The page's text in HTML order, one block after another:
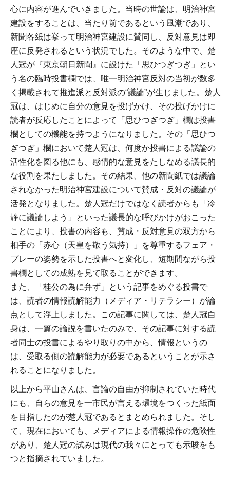
心に内容が進んでいきました。当時の世論は、明治神宮
建設をすることは、当たり前であるという風潮であり、
新聞各紙は挙って明治神宮建設に賛同し、反対意見は即
座に反発されるという状況でした。そのような中で、楚
人冠が『東京朝日新聞』に設けた「思ひつぎつぎ」とい
う名の臨時投書欄では、唯一明治神宮反対の当初が数多
く掲載されて推進派と反対派の“議論”が生じました。楚人
冠は、はじめに自分の意見を投げかけ、その投げかけに
読者が反応したことによって「思ひつぎつぎ」欄は投書
欄としての機能を持つようになりました。その「思ひつ
ぎつぎ」欄において楚人冠は、何度か投書による議論の
活性化を図る他にも、感情的な意見をたしなめる議長的
な役割を果たしました。その結果、他の新聞紙では議論
されなかった明治神宮建設について賛成・反対の議論が
活発となりました。楚人冠だけではなく読者からも「冷
静に議論しよう」といった議長的な呼びかけがおこった
ことにより、投書の内容も、賛成・反対意見の双方から
相手の「赤心（天皇を敬う気持）」を尊重するフェア・
プレーの姿勢を示した投書へと変化し、短期間ながら投
書欄としての成熟を見て取ることができます。
また、「桂公の為に弁ず」という記事をめぐる投書で
は、読者の情報読解能力（メディア・リテラシー）が論
点として浮上しました。この記事に関しては、楚人冠自
身は、一篇の論説を書いたのみで、その記事に対する読
者同士の投書によるやり取りの中から、情報というの
は、受取る側の読解能力が必要であるということが示さ
れることになりました。
以上から平山さんは、言論の自由が抑制されていた時代
にも、自らの意見を一市民が言える環境をつくった紙面
を目指したのが楚人冠であるとまとめられました。そし
て、現在においても、メディアによる情報操作の危険性
があり、楚人冠の試みは現代の我々にとっても示唆をも
つと指摘されていました。